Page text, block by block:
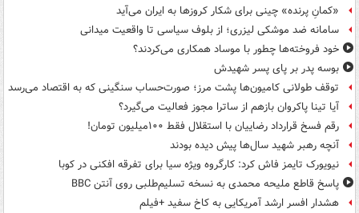
«کمانِ پرنده» چینی برای شکار کروزها به ایران می‌آید
سامانه ضد موشکی لیزری؛ از بلوف سیاسی تا واقعیت میدانی
خود فروخته‌ها چطور با موساد همکاری می‌کردند؟
بوسه‌ پدر بر پای پسر شهیدش
توقف طولانی کامیون‌ها پشت مرز؛ صورت‌حساب سنگینی که به اقتصاد می‌رسد
آیا تینا پاکروان بازهم از ساترا مجوز فعالیت می‌گیرد؟
رقم فسخ قرارداد رضاییان با استقلال فقط ۱۰۰میلیون تومان!
آنچه رهبر شهید سال‌ها پیش دیده بودند
نیویورک تایمز فاش کرد: کارگروه ویژه سیا برای تفرقه افکنی در کوبا
پاسخ قاطع ملیحه محمدی به نسخه تسلیم‌طلبی روی آنتن BBC
هشدار افسر ارشد آمریکایی به کاخ سفید +فیلم